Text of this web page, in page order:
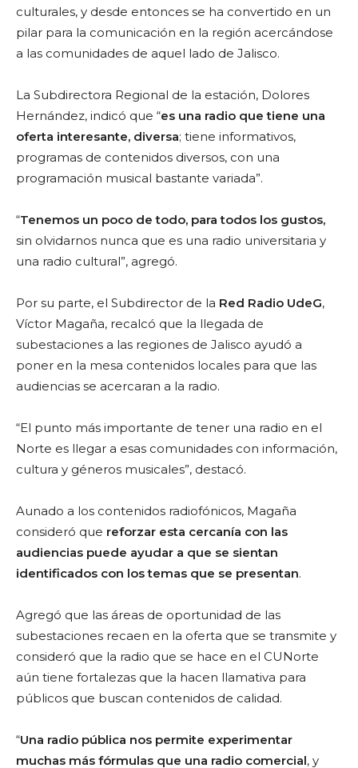
culturales, y desde entonces se ha convertido en un
pilar para la comunicación en la región acercándose
a las comunidades de aquel lado de Jalisco.
La Subdirectora Regional de la estación, Dolores
Hernández, indicó que “es una radio que tiene una
oferta interesante, diversa; tiene informativos,
programas de contenidos diversos, con una
programación musical bastante variada”.
“Tenemos un poco de todo, para todos los gustos,
sin olvidarnos nunca que es una radio universitaria y
una radio cultural”, agregó.
Por su parte, el Subdirector de la Red Radio UdeG,
Víctor Magaña, recalcó que la llegada de
subestaciones a las regiones de Jalisco ayudó a
poner en la mesa contenidos locales para que las
audiencias se acercaran a la radio.
“El punto más importante de tener una radio en el
Norte es llegar a esas comunidades con información,
cultura y géneros musicales”, destacó.
Aunado a los contenidos radiofónicos, Magaña
consideró que reforzar esta cercanía con las
audiencias puede ayudar a que se sientan
identificados con los temas que se presentan.
Agregó que las áreas de oportunidad de las
subestaciones recaen en la oferta que se transmite y
consideró que la radio que se hace en el CUNorte
aún tiene fortalezas que la hacen llamativa para
públicos que buscan contenidos de calidad.
“Una radio pública nos permite experimentar
muchas más fórmulas que una radio comercial, y